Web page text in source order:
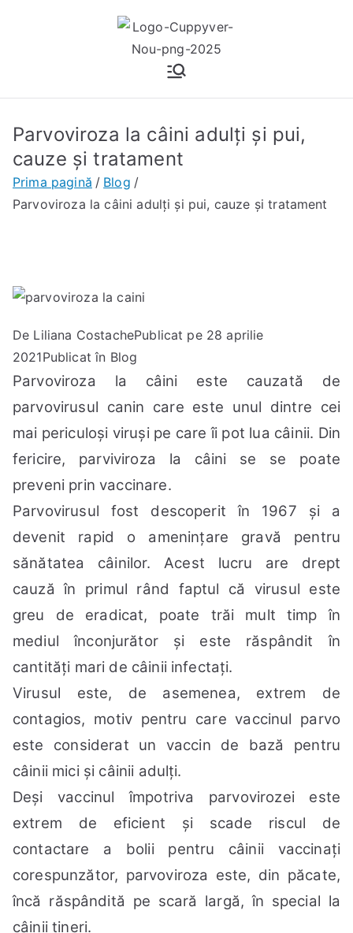
Cuppyvet
Cabinet veterinar Ploiesti
Parvoviroza la câini adulți și pui,
cauze și tratament
Prima pagină
Blog
Parvoviroza la câini adulți și pui, cauze și tratament
De Liliana CostachePublicat pe 28 aprilie
2021Publicat în Blog
Parvoviroza la câini este cauzată de
parvovirusul canin care este unul dintre cei
mai periculoși viruși pe care îi pot lua câinii. Din
fericire, parviviroza la câini se se poate
preveni prin vaccinare.
Parvovirusul fost descoperit în 1967 și a
devenit rapid o amenințare gravă pentru
sănătatea câinilor. Acest lucru are drept
cauză în primul rând faptul că virusul este
greu de eradicat, poate trăi mult timp în
mediul înconjurător și este răspândit în
cantități mari de câinii infectați.
Virusul este, de asemenea, extrem de
contagios, motiv pentru care vaccinul parvo
este considerat un vaccin de bază pentru
câinii mici și câinii adulți.
Deși vaccinul împotriva parvovirozei este
extrem de eficient și scade riscul de
contactare a bolii pentru câinii vaccinați
corespunzător, parvoviroza este, din păcate,
încă răspândită pe scară largă, în special la
câinii tineri.